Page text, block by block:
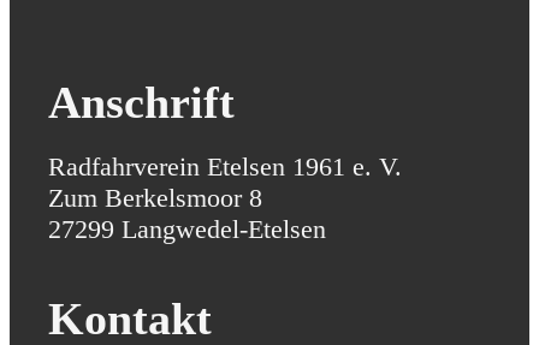
Anschrift
Radfahrverein Etelsen 1961 e. V.
Zum Berkelsmoor 8
27299 Langwedel-Etelsen
Kontakt